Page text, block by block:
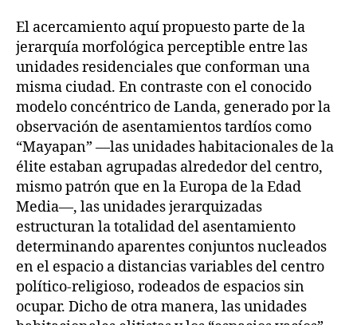
El acercamiento aquí propuesto parte de la
jerarquía morfológica perceptible entre las
unidades residenciales que conforman una
misma ciudad. En contraste con el conocido
modelo concéntrico de Landa, generado por la
observación de asentamientos tardíos como
“Mayapan” —las unidades habitacionales de la
élite estaban agrupadas alrededor del centro,
mismo patrón que en la Europa de la Edad
Media—, las unidades jerarquizadas
estructuran la totalidad del asentamiento
determinando aparentes conjuntos nucleados
en el espacio a distancias variables del centro
político-religioso, rodeados de espacios sin
ocupar. Dicho de otra manera, las unidades